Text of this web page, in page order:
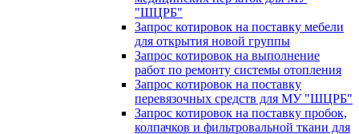
"ШЦРБ"
Запрос котировок на поставку мебели
для открытия новой группы
Запрос котировок на выполнение
работ по ремонту системы отопления
Запрос котировок на поставку
перевязочных средств для МУ "ШЦРБ"
Запрос котировок на поставку пробок,
колпачков и фильтровальной ткани для